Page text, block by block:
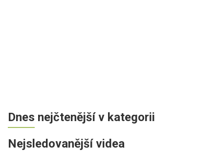
Dnes nejčtenější v kategorii
Nejsledovanější videa